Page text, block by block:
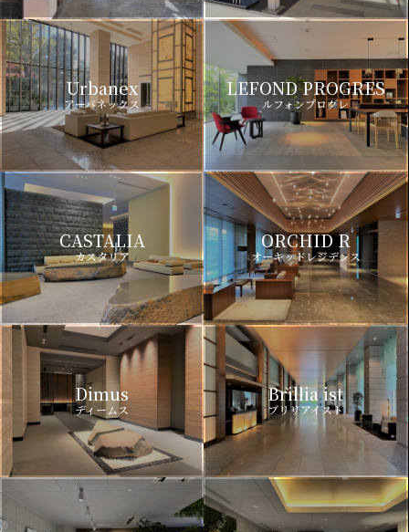
Urbanex
アーバネックス
LEFOND PROGRES
ルフォンプログレ
CASTALIA
カスタリア
ORCHID R
オーキッドレジデンス
Dimus
ディームス
Brillia ist
ブリリアイスト